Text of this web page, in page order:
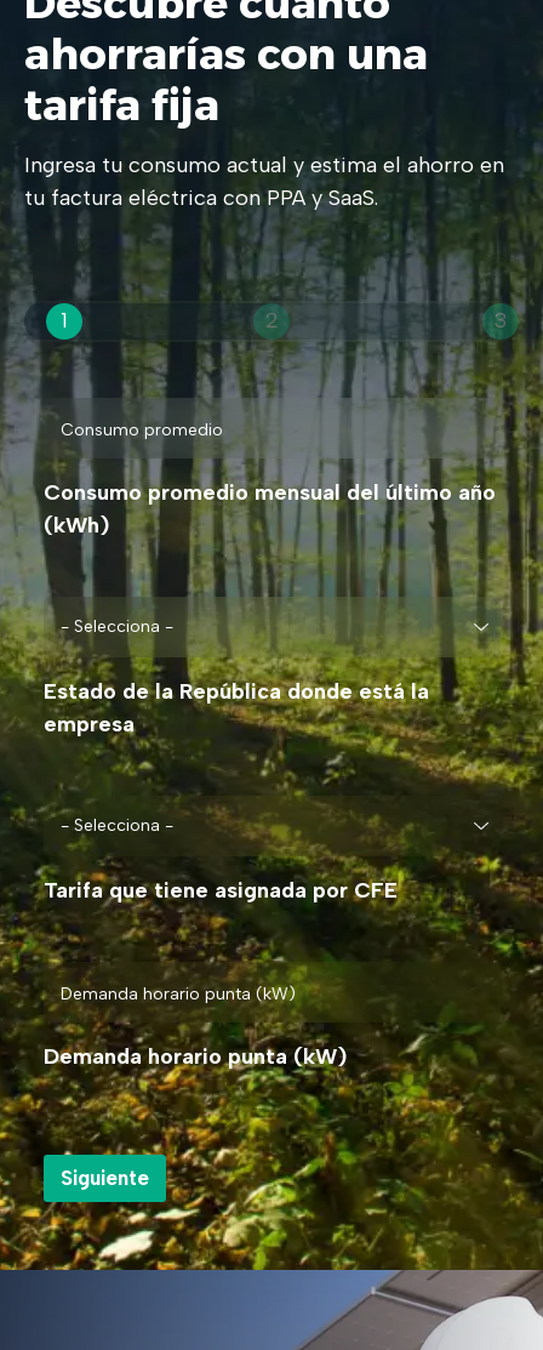
ahorrarías con una
tarifa fija
Ingresa tu consumo actual y estima el ahorro en
tu factura eléctrica con PPA y SaaS.
1 2 3
Consumo promedio mensual del último año
(kWh)
Estado de la República donde está la
empresa
Tarifa que tiene asignada por CFE
Demanda horario punta (kW)